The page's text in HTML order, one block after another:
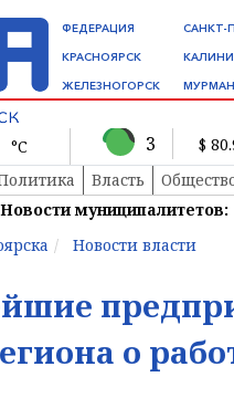
ФЕДЕРАЦИЯ
КРАСНОЯРСК
ЖЕЛЕЗНОГОРСК
САНКТ-
°C 3 $
Власть
Новости муниципалитетов:
Новости власти
о